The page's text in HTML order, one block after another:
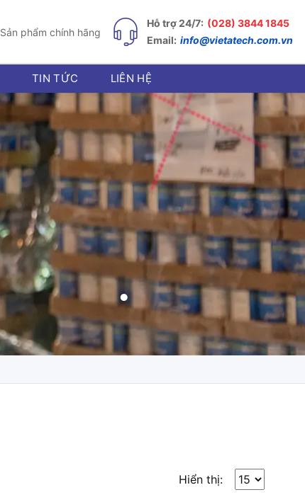
Sản phẩm chính hãng
Hỗ trợ 24/7: (028) 3844 1845
Email: info@vietatech.com.vn
TIN TỨC LIÊN HỆ
Hiển thị: